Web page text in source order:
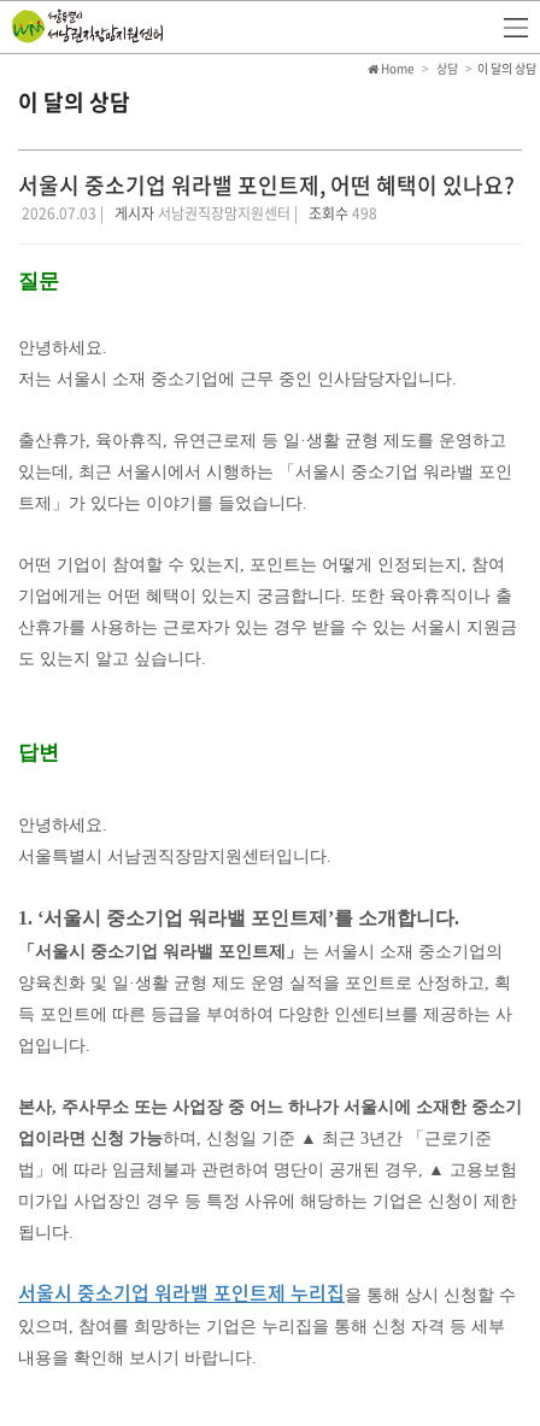
이 달의 상담
Home 상담 이 달의 상담
서울시 중소기업 워라밸 포인트제, 어떤 혜택이 있나요?
2026.07.03 | 게시자 서남권직장맘지원센터 | 조회수498
질문
안녕하세요.
저는 서울시 소재 중소기업에 근무 중인 인사담당자입니다.
출산휴가, 육아휴직 , 유연근로제 등 일 ·생활 균형 제도를 운영하고
있는데 , 최근 서울시에서 시행하는 「 서울시 중소기업 워라밸 포인
트제
」 가 있다는 이야기를 들었습니다.
어떤 기업이 참여할 수 있는지 , 포인트는 어떻게 인정되는지 , 참여
기업에게는 어떤 혜택이 있는지 궁금합니다. 또한 육아휴직이나 출
산휴가를 사용하는 근로자가 있는 경우 받을 수 있는 서울시 지원금
도 있는지 알고 싶습니다.
답변
안녕하세요.
서울특별시 서남권직장맘지원센터입니다.
1. ‘서울시 중소기업 워라밸 포인트제 ’를 소개합니다.
「 서울시 중소기업 워라밸 포인트제 」 는 서울시 소재 중소기업의
양육친화 및 일 ·생활 균형 제도 운영 실적을 포인트로 산정하고, 획
득 포인트에 따른 등급을 부여하여 다양한 인센티브를 제공하는 사
업입니다.
본사, 주사무소 또는 사업장 중 어느 하나가 서울시에 소재한 중소기
업이라면 신청 가능하며 , 신청일 기준 ▲ 최근 3년간 「 근로기준
법 」 에 따라 임금체불과 관련하여 명단이 공개된 경우, ▲ 고용보험
미가입 사업장인 경우 등 특정 사유에 해당하는 기업은 신청이 제한
됩니다.
서울시 중소기업 워라밸 포인트제 누리집 을 통해 상시 신청할 수
있으며 , 참여를 희망하는 기업은 누리집을 통해 신청 자격 등 세부
내용을 확인해 보시기 바랍니다.